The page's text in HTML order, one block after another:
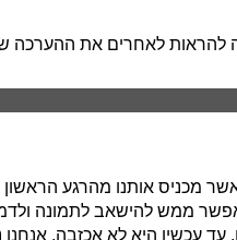
להראות לאחרים את ההערכה
מכניס אותנו מהרגע הראשון
ממש להישאב לתמונה
עכשיו היא לא אכזבה. אנחנו